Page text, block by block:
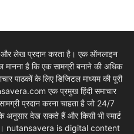
और लेख प्रदान करता है। एक ऑनलाइन
है कि एक सामग्री बनाने की अधिक
पाठकों के लिए डिजिटल माध्यम की पूरी
एक प्रमुख हिंदी समाचार
प्रदान करना चाहता है जो 24/7
अनुसार देख सकते हैं और किसी भी स्मार्ट
है। nutansavera is digital content